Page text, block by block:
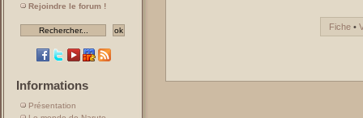
Rejoindre le forum !
Informations
Présentation
Fiche •